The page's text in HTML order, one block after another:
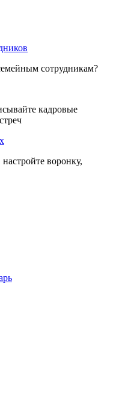
сотрудникам?
кадровые
воронку,